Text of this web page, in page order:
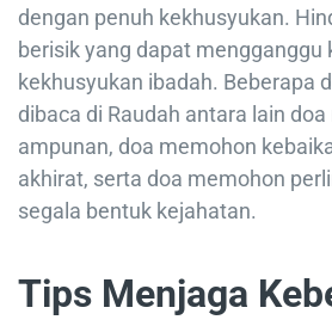
dengan penuh kekhusyukan.
berisik yang dapat mengganggu
kekhusyukan ibadah. Beberapa
dibaca di Raudah antara lain
ampunan, doa memohon
akhirat, serta doa memohon
segala bentuk kejahatan.
Tips Menjaga